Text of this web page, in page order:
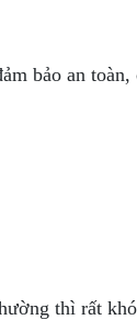
bảo an toàn,
thì rất